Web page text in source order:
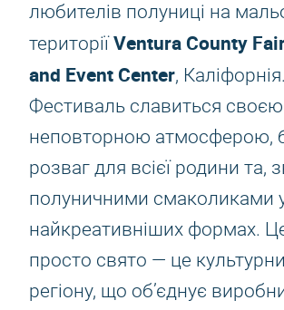
любителів полуниці на
територіїVentura County
and Event Center, Каліфорнія.
Фестиваль славиться своєю
неповторною атмосферою,
розваг для всієї родини та,
полуничними смаколиками
найкреативніших формах.
просто свято — це
регіону, що об’єднує